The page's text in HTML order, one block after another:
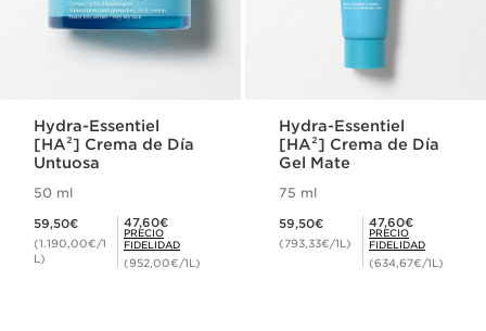
Hydra-Essentiel
[HA²] Crema de Día
Untuosa
50 ml
59,50€
(1.190,00€/1
L)
Precio Fidelidad 47,60€
47,60€
PRECIO
FIDELIDAD
(952,00€/1L)
Hydra-Essentiel
[HA²] Crema de Día
Gel Mate
75 ml
59,50€
(793,33€/1L)
Precio Fidelidad 47,60€
47,60€
PRECIO
FIDELIDAD
(634,67€/1L)